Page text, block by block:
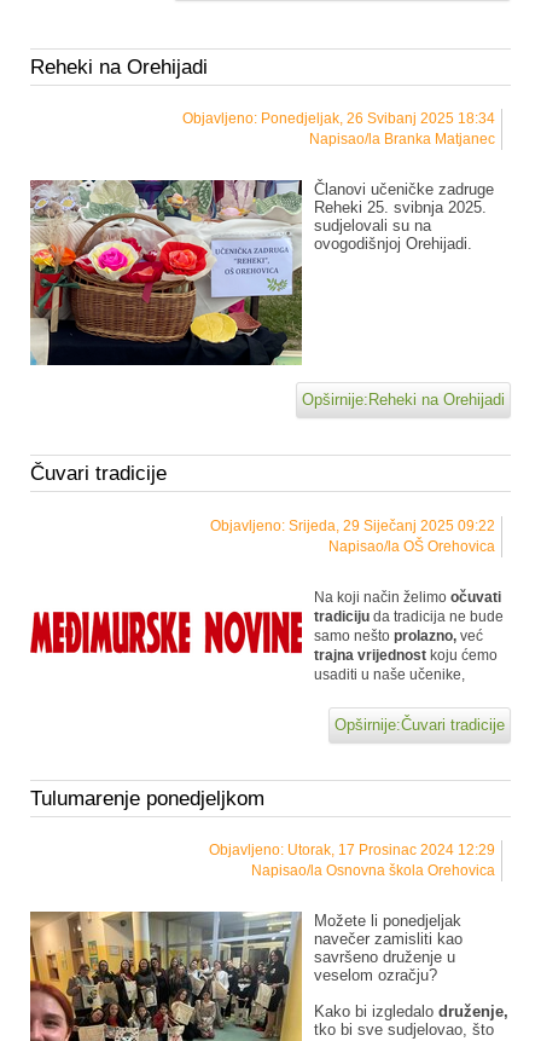
Reheki na Orehijadi
Objavljeno: Ponedjeljak, 26 Svibanj 2025 18:34
Napisao/la Branka Matjanec
Članovi učeničke zadruge
Reheki 25. svibnja 2025.
sudjelovali su na
ovogodišnjoj Orehijadi.
Opširnije:Reheki na Orehijadi
Čuvari tradicije
Objavljeno: Srijeda, 29 Siječanj 2025 09:22
Napisao/la OŠ Orehovica
Na koji način želimo očuvati
tradiciju da tradicija ne bude
samo nešto prolazno, već
trajna vrijednost koju ćemo
usaditi u naše učenike,
Opširnije:Čuvari tradicije
Tulumarenje ponedjeljkom
Objavljeno: Utorak, 17 Prosinac 2024 12:29
Napisao/la Osnovna škola Orehovica
Možete li ponedjeljak
navečer zamisliti kao
savršeno druženje u
veselom ozračju?
Kako bi izgledalo druženje,
tko bi sve sudjelovao, što